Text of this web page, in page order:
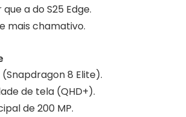
a do S25 Edge.
mais chamativo.
8 Elite).
de tela (QHD+).
de 200 MP.